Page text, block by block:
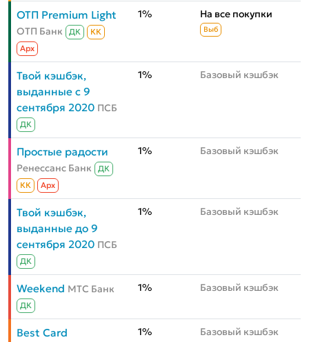
ОТП Premium Light
ОТП Банк ДК
КК
Aрх
1% На все покупки
Выб
Твой кэшбэк,
выданные с 9
сентября 2020 ПСБ
ДК
1% Базовый кэшбэк
Простые радости
Ренессанс Банк
ДК
КК
Aрх
1% Базовый кэшбэк
Твой кэшбэк,
выданные до 9
сентября 2020 ПСБ
ДК
1% Базовый кэшбэк
Weekend МТС Банк
ДК
1% Базовый кэшбэк
Best Card 1% Базовый кэшбэк